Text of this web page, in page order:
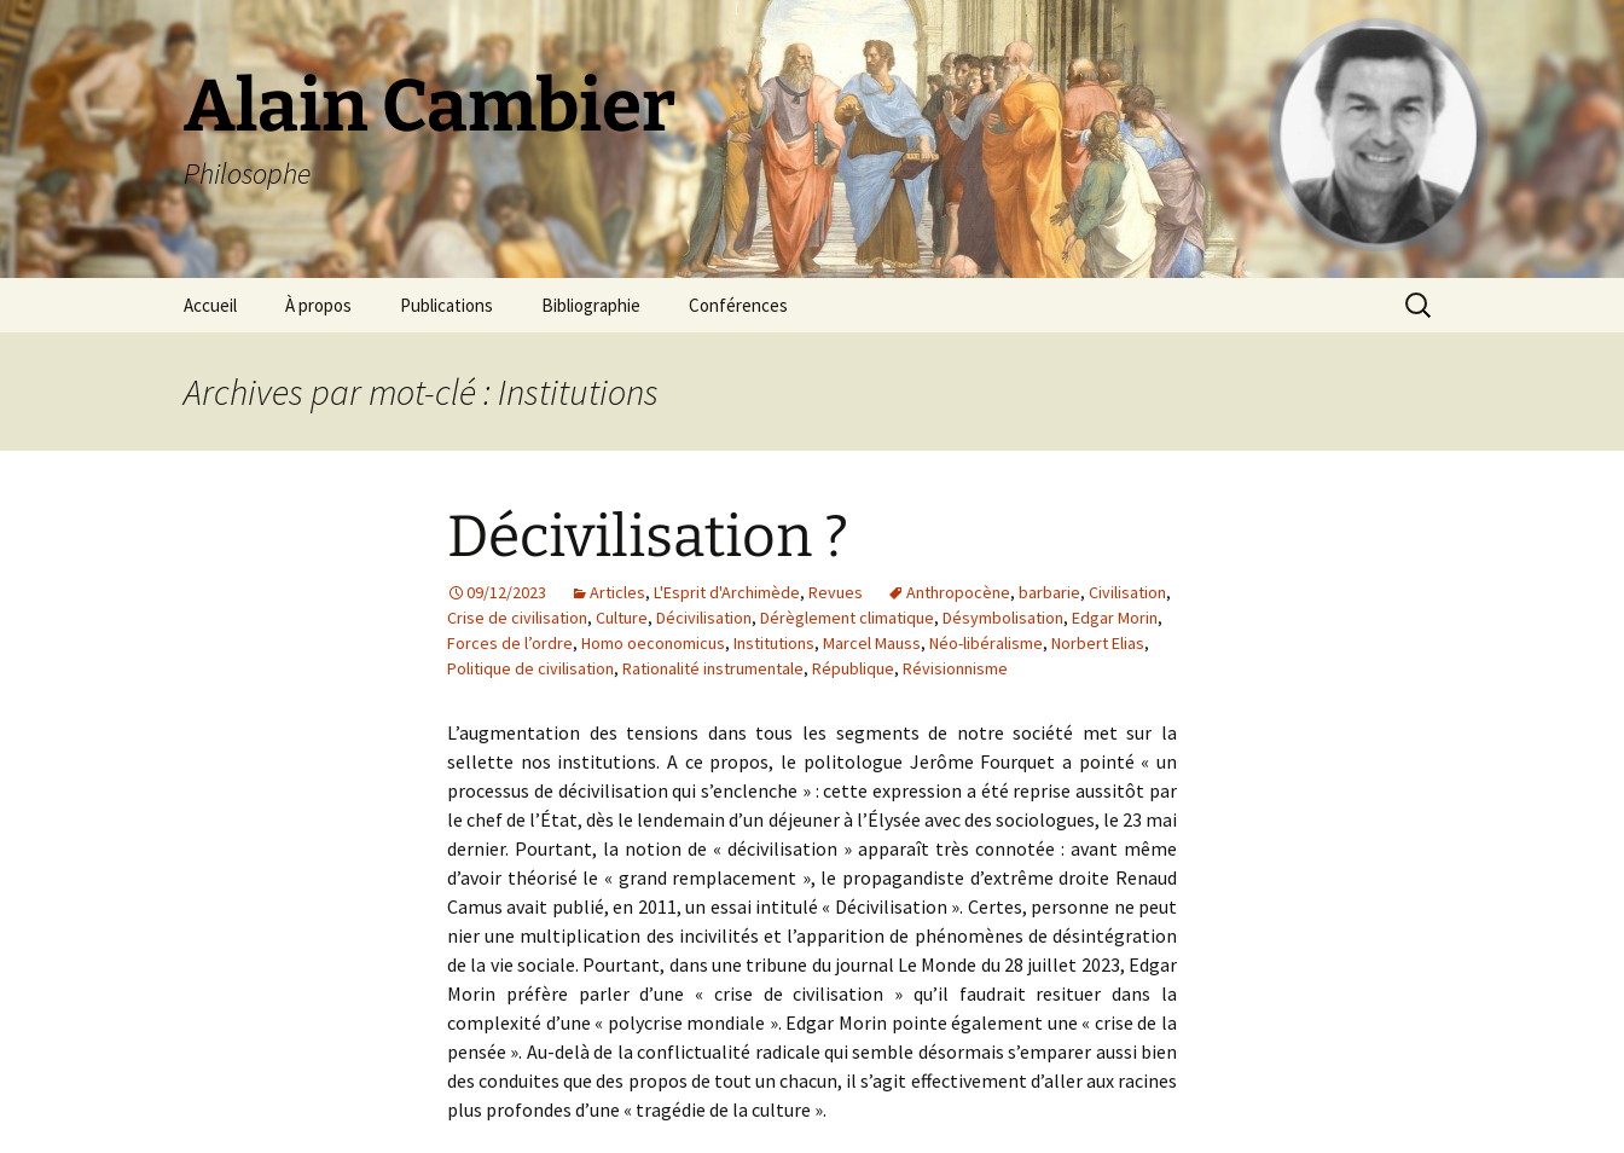
Aller
au
contenu
Alain Cambier
Philosophe
Accueil À propos Publications Bibliographie Conférences
Rechercher :
Archives par mot-clé : Institutions
Décivilisation ?
09/12/2023 Articles, L'Esprit d'Archimède, Revues Anthropocène, barbarie, Civilisation,
Crise de civilisation, Culture, Décivilisation, Dérèglement climatique, Désymbolisation, Edgar Morin,
Forces de l’ordre, Homo oeconomicus, Institutions, Marcel Mauss, Néo-libéralisme, Norbert Elias,
Politique de civilisation, Rationalité instrumentale, République, Révisionnisme
L’augmentation des tensions dans tous les segments de notre société met sur la
sellette nos institutions. A ce propos, le politologue Jerôme Fourquet a pointé « un
processus de décivilisation qui s’enclenche » : cette expression a été reprise aussitôt par
le chef de l’État, dès le lendemain d’un déjeuner à l’Élysée avec des sociologues, le 23 mai
dernier. Pourtant, la notion de « décivilisation » apparaît très connotée : avant même
d’avoir théorisé le « grand remplacement », le propagandiste d’extrême droite Renaud
Camus avait publié, en 2011, un essai intitulé « Décivilisation ». Certes, personne ne peut
nier une multiplication des incivilités et l’apparition de phénomènes de désintégration
de la vie sociale. Pourtant, dans une tribune du journal Le Monde du 28 juillet 2023, Edgar
Morin préfère parler d’une « crise de civilisation » qu’il faudrait resituer dans la
complexité d’une « polycrise mondiale ». Edgar Morin pointe également une « crise de la
pensée ». Au-delà de la conflictualité radicale qui semble désormais s’emparer aussi bien
des conduites que des propos de tout un chacun, il s’agit effectivement d’aller aux racines
plus profondes d’une « tragédie de la culture ».